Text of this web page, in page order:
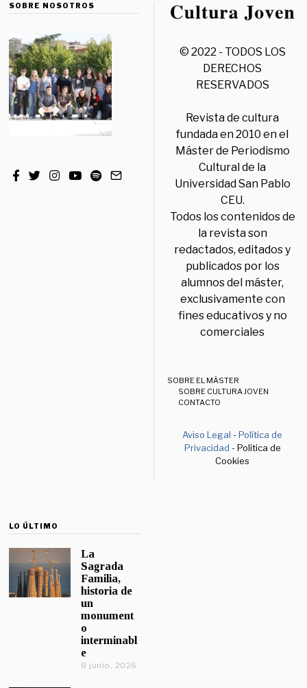
SOBRE NOSOTROS
© 2022 - TODOS LOS
DERECHOS
RESERVADOS
Revista de cultura
fundada en 2010 en el
Máster de Periodismo
Cultural de la
Universidad San Pablo
CEU.
Todos los contenidos de
la revista son
redactados, editados y
publicados por los
alumnos del máster,
exclusivamente con
fines educativos y no
comerciales
SOBRE EL MÁSTER
SOBRE CULTURA JOVEN
CONTACTO
Aviso Legal -Política de
Privacidad - Política de
Cookies
LO ÚLTIMO
La
Sagrada
Familia,
historia de
un
monument
o
interminabl
e
8 junio, 2026